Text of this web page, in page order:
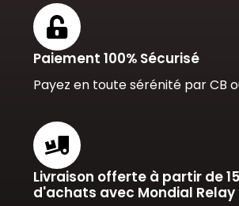
Paiement 100% Sécurisé
Payez en toute sérénité par CB
Livraison offerte à partir de
d'achats avec Mondial Relay